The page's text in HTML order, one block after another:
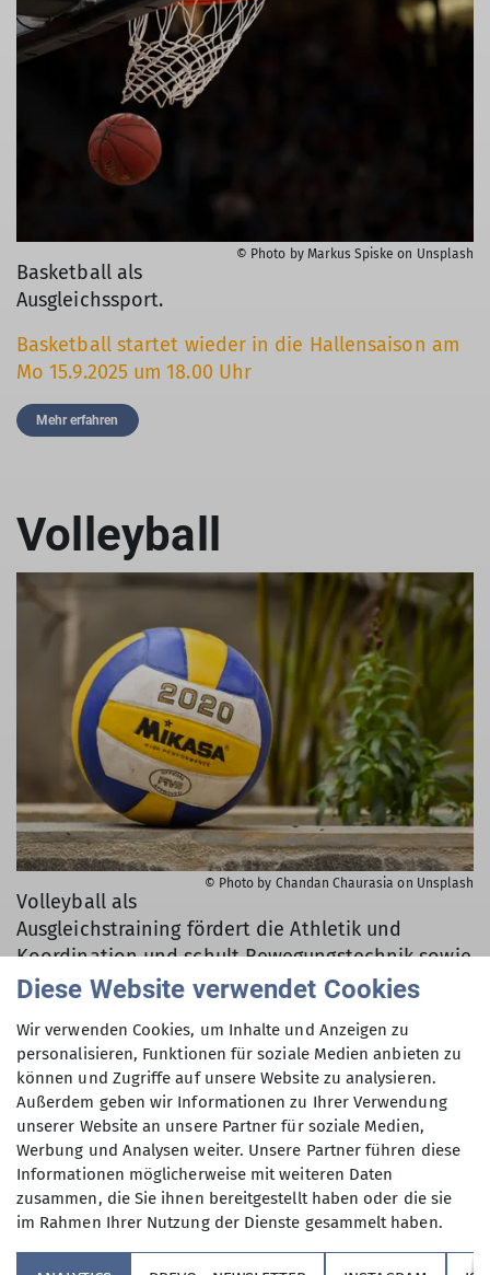
© Photo by Markus Spiske on Unsplash
Basketball als
Ausgleichssport.
Basketball startet wieder in die Hallensaison am
Mo 15.9.2025 um 18.00 Uhr
Mehr erfahren
Volleyball
© Photo by Chandan Chaurasia on Unsplash
Volleyball als
Ausgleichstraining fördert die Athletik und
Koordination und schult Bewegungstechnik sowie
Beweglichkeit.
Derzeit voll belegt. Keine freien Plätze!
Mehr erfahren
Sektion
Diese Website verwendet Cookies
Wir verwenden Cookies, um Inhalte und Anzeigen zu
personalisieren, Funktionen für soziale Medien anbieten zu
können und Zugriffe auf unsere Website zu analysieren.
Außerdem geben wir Informationen zu Ihrer Verwendung
unserer Website an unsere Partner für soziale Medien,
Werbung und Analysen weiter. Unsere Partner führen diese
Informationen möglicherweise mit weiteren Daten
zusammen, die Sie ihnen bereitgestellt haben oder die sie
im Rahmen Ihrer Nutzung der Dienste gesammelt haben.